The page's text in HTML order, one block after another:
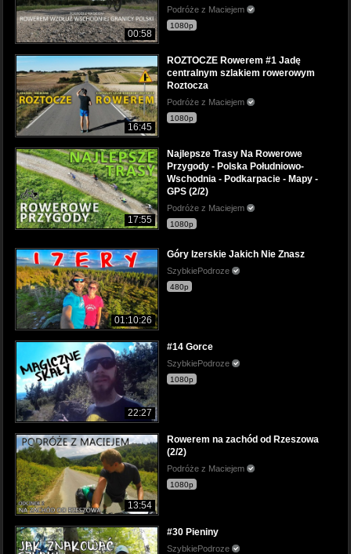
00:58
Podróże z Maciejem
1080p
16:45
ROZTOCZE Rowerem #1 Jadę
centralnym szlakiem rowerowym
Roztocza
Podróże z Maciejem
1080p
17:55
Najlepsze Trasy Na Rowerowe
Przygody - Polska Południowo-
Wschodnia - Podkarpacie - Mapy -
GPS (2/2)
Podróże z Maciejem
1080p
01:10:26
Góry Izerskie Jakich Nie Znasz
SzybkiePodroze
480p
22:27
#14 Gorce
SzybkiePodroze
1080p
13:54
Rowerem na zachód od Rzeszowa
(2/2)
Podróże z Maciejem
1080p
#30 Pieniny
SzybkiePodroze